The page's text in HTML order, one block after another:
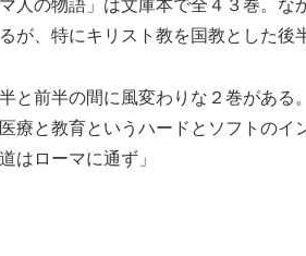
マ人の物語」は文庫本で全４３巻。
が、特にキリスト教を国教とした後
と前半の間に風変わりな２巻がある
療と教育というハードとソフトの
はローマに通ず」